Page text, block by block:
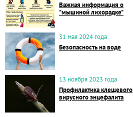
Важная информация о
"мышиной лихорадке"
31 мая 2024 года
Безопасность на воде
13 ноября 2023 года
Профилактика клещевого
вирусного энцефалита